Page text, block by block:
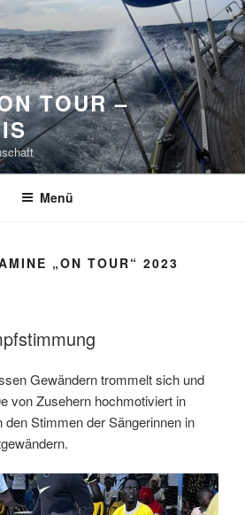
TOUR –
Menü
„ON TOUR“ 2023
Gewändern trommelt sich und
von Zusehern hochmotiviert in
Stimmen der Sängerinnen in